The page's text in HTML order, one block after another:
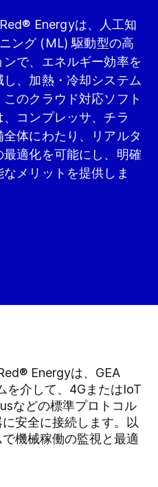
Energyは、人工知
ング (ML) 駆動型の高
で、エネルギー効率を
、加熱・冷却システム
のクラウド対応ソフト
コンプレッサ、チラ
体にわたり、リアルタ
適化を可能にし、明確
メリットを提供しま
Energyは、GEA
を介して、4GまたはIoT
などの標準プロトコル
安全に接続します。以
機械稼働の監視と最適